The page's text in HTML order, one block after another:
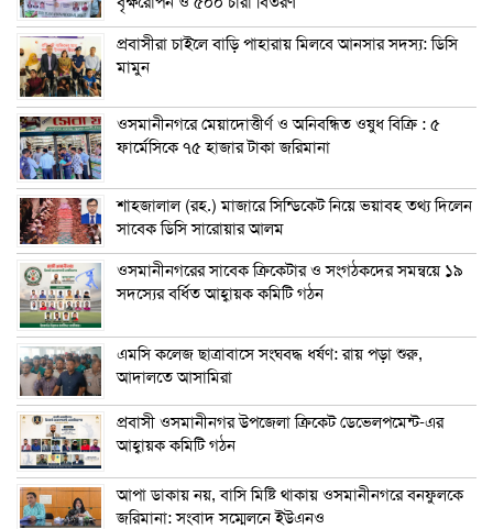
প্রবাসীরা চাইলে বাড়ি পাহারায় মিলবে আনসার সদস্য: ডিসি
মামুন
ওসমানীনগরে মেয়াদোত্তীর্ণ ও অনিবন্ধিত ওষুধ বিক্রি : ৫
ফার্মেসিকে ৭৫ হাজার টাকা জরিমানা
শাহজালাল (রহ.) মাজারে সিন্ডিকেট নিয়ে ভয়াবহ তথ্য দিলেন
সাবেক ডিসি সারোয়ার আলম
ওসমানীনগরের সাবেক ক্রিকেটার ও সংগঠকদের সমন্বয়ে ১৯
সদস্যের বর্ধিত আহ্বায়ক কমিটি গঠন
এম‌সি কলেজ ছাত্রাবাসে সংঘবদ্ধ ধর্ষণ: রায় পড়া শুরু,
আদালতে আসামিরা
প্রবাসী ওসমানীনগর উপজেলা ক্রিকেট ডেভেলপমেন্ট-এর
আহ্বায়ক কমিটি গঠন
আপা ডাকায় নয়, বাসি মিষ্টি থাকায় ওসমানীনগরে বনফুলকে
জরিমানা: সংবাদ সম্মেলনে ইউএনও